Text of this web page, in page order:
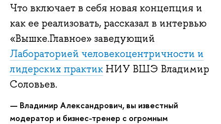
Что включает в себя новая концепция и
как ее реализовать, рассказал в интервью
«Вышке.Главное» заведующий
Лабораторией человекоцентричности и
лидерских практик НИУ ВШЭ Владимир
Соловьев.
— Владимир Александрович, вы известный
модератор и бизнес-тренер с огромным